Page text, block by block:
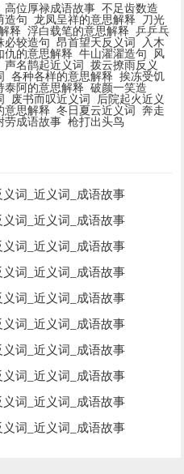
高位厚禄成语故事 不足齿数造
造句 龙凤呈祥的意思解释
刀光
释 浮白载笔的意思解释
乒乒乓
必较造句 昂首望天反义词
入木
仇的意思解释 牛山濯濯造句
风
声名鹊起近义词
拨云撩雨反义
各种各样的意思解释
挨冻受饥
泰阿的意思解释
破颜一笑造
废书而叹近义词
后院起火近义
意思解释 冬日夏云近义词
奔走
劳成语故事 枪打出头鸟
词_近义词_成语故事
词_近义词_成语故事
词_近义词_成语故事
词_近义词_成语故事
词_近义词_成语故事
词_近义词_成语故事
词_近义词_成语故事
词_近义词_成语故事
词_近义词_成语故事
词_近义词_成语故事